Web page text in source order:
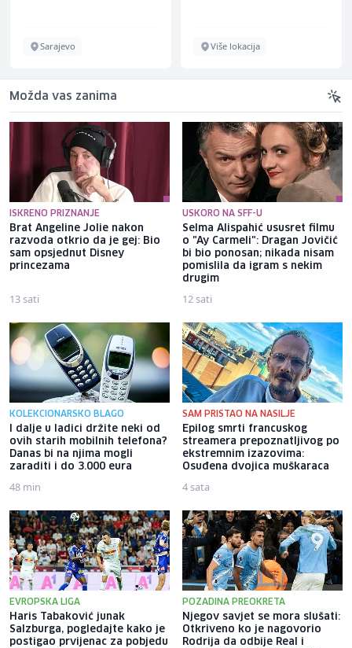
Sarajevo Više lokacija
Možda vas zanima
ISKRENO PRIZNANJE
Brat Angeline Jolie nakon
razvoda otkrio da je gej: Bio
sam opsjednut Disney
princezama
13 sati
USKORO NA SFF-U
Selma Alispahić ususret filmu
o "Ay Carmeli": Dragan Jovičić
bi bio ponosan; nikada nisam
pomislila da igram s nekim
drugim
12 sati
KOLEKCIONARSKO BLAGO
I dalje u ladici držite neki od
ovih starih mobilnih telefona?
Danas bi na njima mogli
zaraditi i do 3.000 eura
48 min
SAM PRISTAO NA NASILJE
Epilog smrti francuskog
streamera prepoznatljivog po
ekstremnim izazovima:
Osuđena dvojica muškaraca
4 sata
EVROPSKA LIGA
Haris Tabaković junak
Salzburga, pogledajte kako je
postigao prvijenac za pobjedu
POZADINA PREOKRETA
Njegov savjet se mora slušati:
Otkriveno ko je nagovorio
Rodrija da odbije Real i